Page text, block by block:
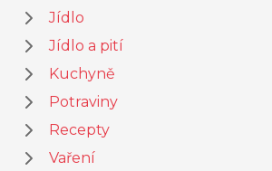
Jídlo
Jídlo a pití
Kuchyně
Potraviny
Recepty
Vaření